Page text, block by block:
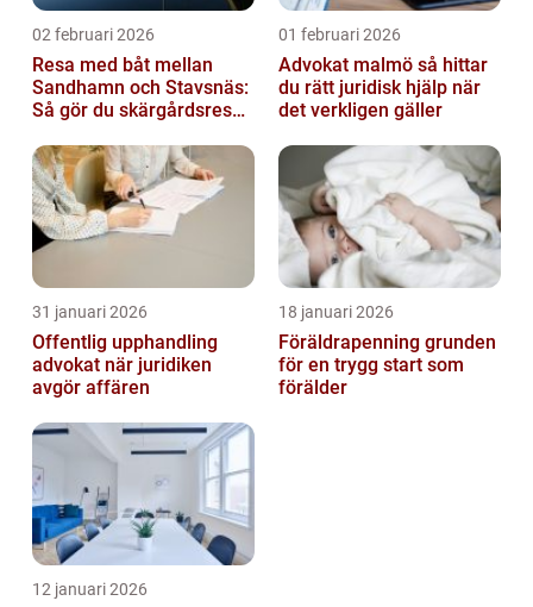
02 februari 2026
Resa med båt mellan
Sandhamn och Stavsnäs:
Så gör du skärgårdsresan
01 februari 2026
Advokat malmö så hittar
du rätt juridisk hjälp när
det verkligen gäller
31 januari 2026
Offentlig upphandling
advokat när juridiken
avgör affären
18 januari 2026
Föräldrapenning grunden
för en trygg start som
förälder
12 januari 2026